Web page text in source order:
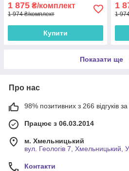
1 875 ₴/комплект
1 974 ₴/комплект
Купити
1
1
Показати ще
Про нас
98% позитивних з 266 відгуків за
Працює з 06.03.2014
м. Хмельницький
вул. Геологів 7, Хмельницький,
Контакти